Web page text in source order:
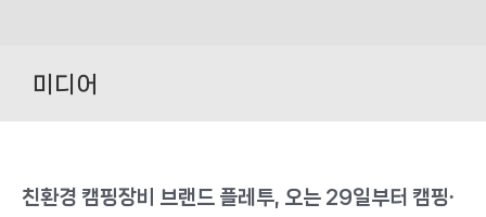
content미디어
친환경 캠핑장비 브랜드 플레투, 오는 29일부터 캠핑∙